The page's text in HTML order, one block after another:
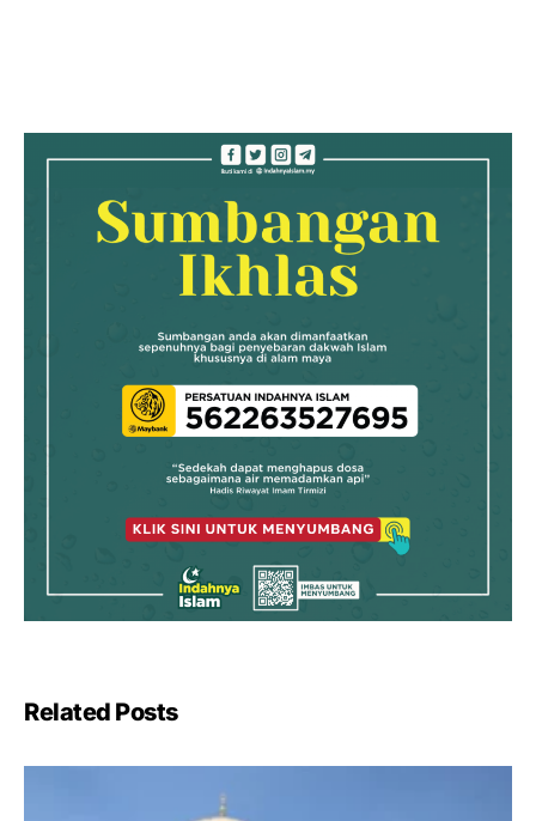
Related Posts